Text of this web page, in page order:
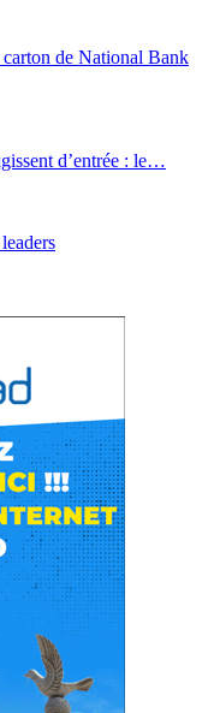
de National Bank
d’entrée : le…